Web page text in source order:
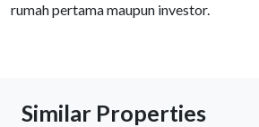
rumah pertama maupun investor.
Similar Properties